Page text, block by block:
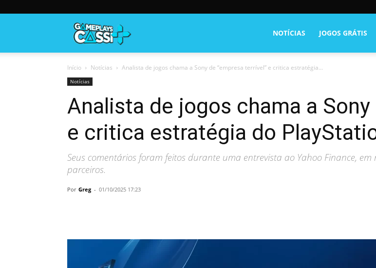
NOTÍCIAS JOGOS GRÁTIS
Início Notícias Analista de jogos chama a Sony de “empresa terrível” e critica estratégia...
Notícias
Analista de jogos chama a Sony
e critica estratégia do
Seus comentários foram feitos durante uma entrevista ao Yahoo Finance,
parceiros.
Por Greg - 01/10/2025 17:23